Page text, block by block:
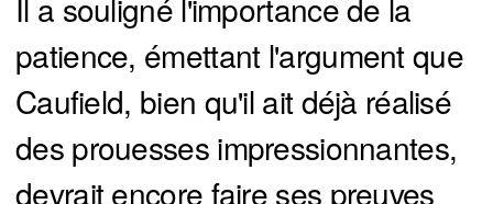
Il a souligné l'importance de la
patience, émettant l'argument que
Caufield, bien qu'il ait déjà réalisé
des prouesses impressionnantes,
devrait encore faire ses preuves